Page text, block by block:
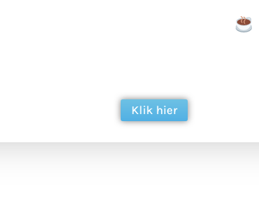
Klik hier